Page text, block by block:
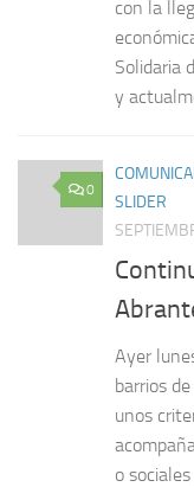
con la
Solidaria
y
0
SLIDER
Ayer
barrios
unos
o sociales